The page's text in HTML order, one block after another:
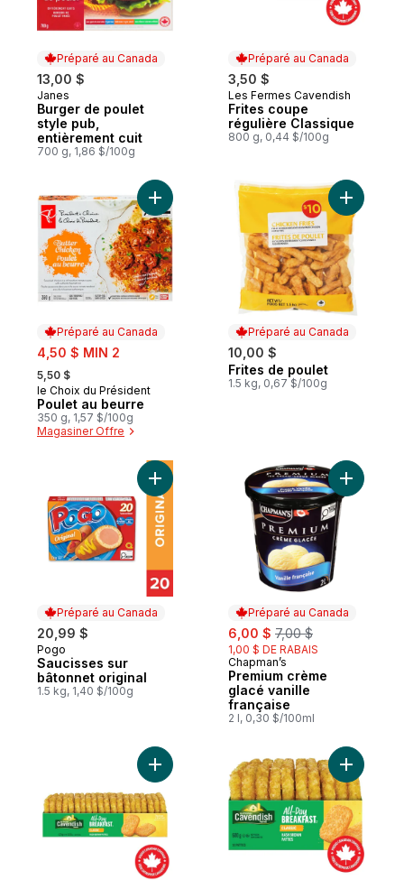
Préparé au Canada
13,00 $
Préparé au Canada
Janes
Burger de poulet
style pub,
entièrement cuit
700 g, 1,86 $/100g
Préparé au Canada
3,50 $
Préparé au Canada
Les Fermes Cavendish
Frites coupe
régulière Classique
800 g, 0,44 $/100g
Préparé au Canada
sale:
4,50 $ MIN 2
, formerly:
5,50 $
Préparé au Canada
le Choix du Président
Poulet au beurre
350 g, 1,57 $/100g
Magasiner Offre
Ajouter Poulet au beurre au panier
Préparé au Canada
10,00 $
Préparé au Canada
Frites de poulet
1.5 kg, 0,67 $/100g
Ajouter
Préparé au Canada
20,99 $
Préparé au Canada
Pogo
Saucisses sur
bâtonnet original
1.5 kg, 1,40 $/100g
Ajouter Saucisses sur bâtonnet original
Préparé au Canada
sale:
6,00 $ , formerly:
7,00 $
1,00 $ DE RABAIS
Préparé au Canada
Chapman’s
Premium crème
glacé vanille
française
2 l, 0,30 $/100ml
Ajouter
Ajouter Galettes de pommes de terre